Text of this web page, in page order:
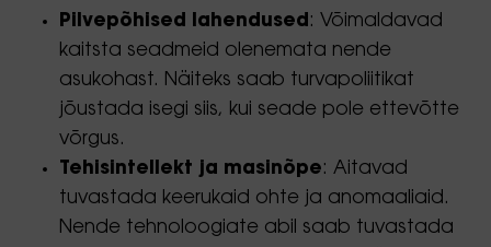
Pilvepõhised lahendused : Võimaldavad
kaitsta seadmeid olenemata nende
asukohast. Näiteks saab turvapoliitikat
jõustada isegi siis, kui seade pole ettevõtte
võrgus.
Tehisintellekt ja masinõpe: Aitavad
tuvastada keerukaid ohte ja anomaaliaid.
Nende tehnoloogiate abil saab tuvastada